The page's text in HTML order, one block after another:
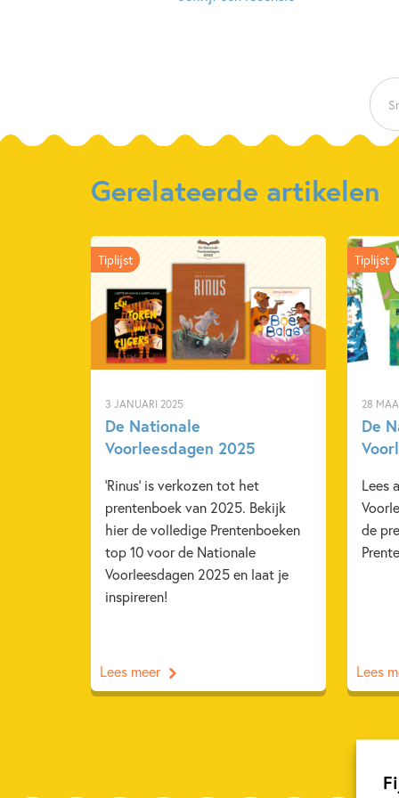
Gerelateerde artikelen
3 JANUARI 2025
De Nationale
Voorleesdagen 2025
'Rinus' is verkozen tot het
prentenboek van 2025. Bekijk
hier de volledige Prentenboeken
top 10 voor de Nationale
Voorleesdagen 2025 en laat je
inspireren!
Tiplijst
Lees meer
28
De
Lees
de
Tiplijst
Lees